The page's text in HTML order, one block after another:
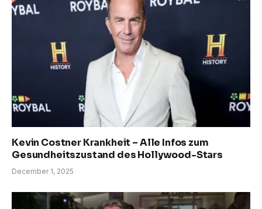
Kevin Costner Krankheit – Alle Infos zum
Gesundheitszustand des Hollywood-Stars
December 1, 2025